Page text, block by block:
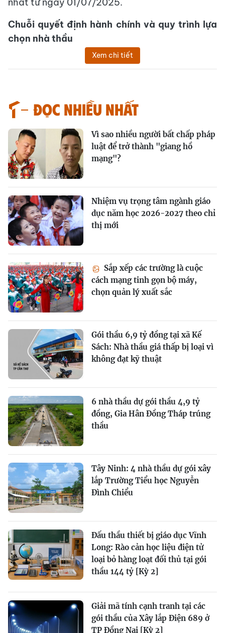
nhất từ ngày 01/07/2025.
Chuỗi quyết định hành chính và quy trình lựa
chọn nhà thầu
Xem chi tiết
Đọc nhiều nhất
Vì sao nhiều người bất chấp pháp
luật để trở thành "giang hồ
mạng"?
Nhiệm vụ trọng tâm ngành giáo
dục năm học 2026-2027 theo chỉ
thị mới
Sắp xếp các trường là cuộc
cách mạng tinh gọn bộ máy,
chọn quản lý xuất sắc
Gói thầu 6,9 tỷ đồng tại xã Kế
Sách: Nhà thầu giá thấp bị loại vì
không đạt kỹ thuật
6 nhà thầu dự gói thầu 4,9 tỷ
đồng, Gia Hân Đồng Tháp trúng
thầu
Tây Ninh: 4 nhà thầu dự gói xây
lắp Trường Tiểu học Nguyễn
Đình Chiểu
Đấu thầu thiết bị giáo dục Vĩnh
Long: Rào cản học liệu điện tử
loại bỏ hàng loạt đối thủ tại gói
thầu 144 tỷ [Kỳ 2]
Giải mã tính cạnh tranh tại các
gói thầu của Xây lắp Điện 689 ở
TP Đồng Nai [Kỳ 2]